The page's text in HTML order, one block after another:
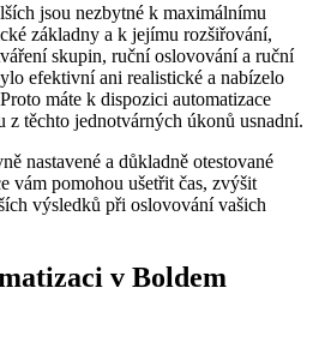
jsou nezbytné k maximálnímu
základny a k jejímu rozšiřování,
skupin, ruční oslovování a ruční
efektivní ani realistické a nabízelo
máte k dispozici automatizace
z těchto jednotvárných úkonů usnadní.
nastavené a důkladně otestované
vám pomohou ušetřit čas, zvýšit
výsledků při oslovování vašich
v Boldem